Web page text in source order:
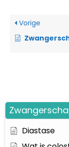
Diastase
Vorige